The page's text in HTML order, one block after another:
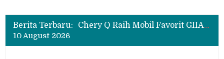
Berita Terbaru:
Chery Q Raih Mobil Favorit GIIAS 2026, Test Drive Tembus 200 Sesi per Hari
Pengguna Geely EX5 dan EX2 Makin Banyak, Komunitasnya Tumbuh Pesat
10 August 2026